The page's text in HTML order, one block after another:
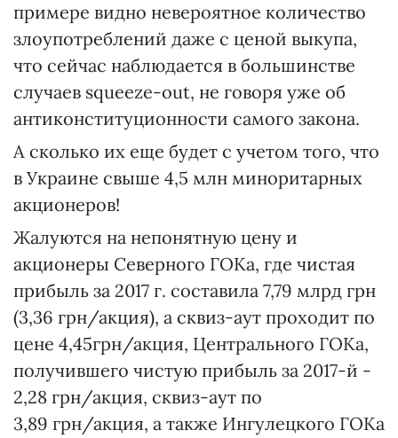
примере видно невероятное количество
злоупотреблений даже с ценой выкупа,
что сейчас наблюдается в большинстве
случаев squeeze-out, не говоря уже об
антиконституционности самого закона.
А сколько их еще будет с учетом того, что
в Украине свыше 4,5 млн миноритарных
акционеров!
Жалуются на непонятную цену и
акционеры Северного ГОКа, где чистая
прибыль за 2017 г. составила 7,79 млрд грн
(3,36 грн/акция), а сквиз-аут проходит по
цене 4,45грн/акция, Центрального ГОКа,
получившего чистую прибыль за 2017-й -
2,28 грн/акция, сквиз-аут по
3,89 грн/акция, а также Ингулецкого ГОКа